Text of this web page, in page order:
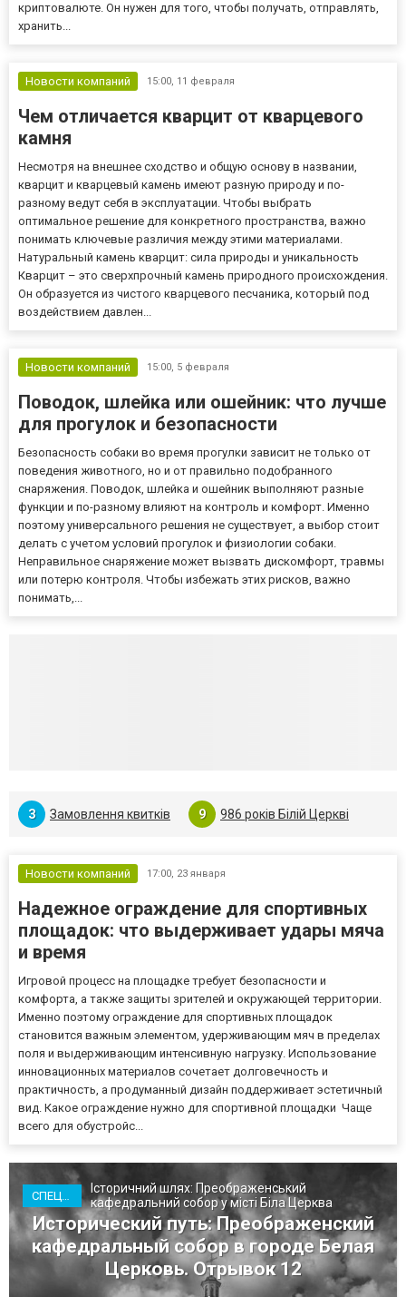
криптовалюте. Он нужен для того, чтобы получать, отправлять,
хранить...
Новости компаний 15:00, 11 февраля
Чем отличается кварцит от кварцевого
камня
Несмотря на внешнее сходство и общую основу в названии,
кварцит и кварцевый камень имеют разную природу и по-
разному ведут себя в эксплуатации. Чтобы выбрать
оптимальное решение для конкретного пространства, важно
понимать ключевые различия между этими материалами.
Натуральный камень кварцит: сила природы и уникальность
Кварцит – это сверхпрочный камень природного происхождения.
Он образуется из чистого кварцевого песчаника, который под
воздействием давлен...
Новости компаний 15:00, 5 февраля
Поводок, шлейка или ошейник: что лучше
для прогулок и безопасности
Безопасность собаки во время прогулки зависит не только от
поведения животного, но и от правильно подобранного
снаряжения. Поводок, шлейка и ошейник выполняют разные
функции и по-разному влияют на контроль и комфорт. Именно
поэтому универсального решения не существует, а выбор стоит
делать с учетом условий прогулок и физиологии собаки.
Неправильное снаряжение может вызвать дискомфорт, травмы
или потерю контроля. Чтобы избежать этих рисков, важно
понимать,...
З Замовлення квитків 9 986 років Білій Церкві
Новости компаний 17:00, 23 января
Надежное ограждение для спортивных
площадок: что выдерживает удары мяча
и время
Игровой процесс на площадке требует безопасности и
комфорта, а также защиты зрителей и окружающей территории.
Именно поэтому ограждение для спортивных площадок
становится важным элементом, удерживающим мяч в пределах
поля и выдерживающим интенсивную нагрузку. Использование
инновационных материалов сочетает долговечность и
практичность, а продуманный дизайн поддерживает эстетичный
вид. Какое ограждение нужно для спортивной площадки Чаще
всего для обустройс...
Історичний шлях: Преображенський
кафедральний собор у місті Біла Церква
Исторический путь: Преображенский
кафедральный собор в городе Белая
Церковь. Отрывок 12